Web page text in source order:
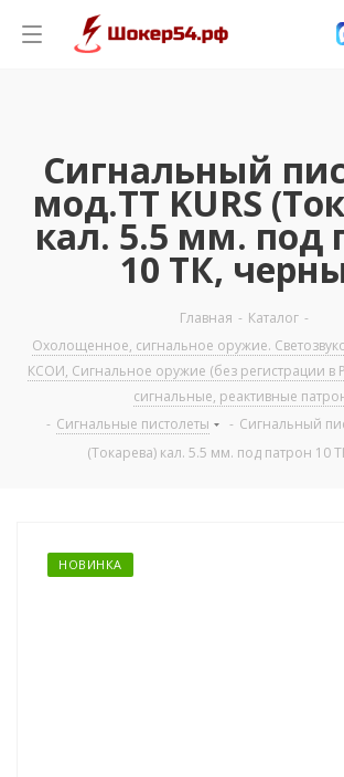
Сигнальный
мод.ТТ KURS
кал. 5.5 мм. под
10 ТК,
Главная - Каталог -
Охолощенное, сигнальное оружие.
КСОИ, Сигнальное оружие (без регистрации в
сигнальные, реактивные
- Сигнальные пистолеты - Сигнальный
(Токарева) кал. 5.5 мм. под патрон 10
НОВИНКА